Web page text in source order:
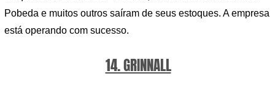
Pobeda e muitos outros saíram de seus estoques. A empresa
está operando com sucesso.
14. GRINNALL